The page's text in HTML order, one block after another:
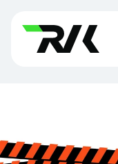
Hauptinhalt
Footer-